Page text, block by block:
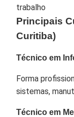
trabalho
Principais
Curitiba)
Técnico em
Forma
sistemas,
Técnico em